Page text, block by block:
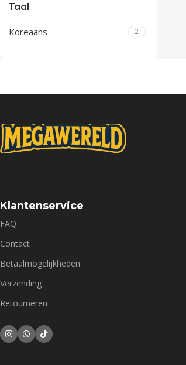
Taal
Koreaans 2
Klantenservice
FAQ
Contact
Betaalmogelijkheden
Verzending
Retourneren